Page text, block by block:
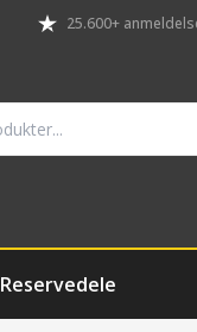
25.600+
Reservedele